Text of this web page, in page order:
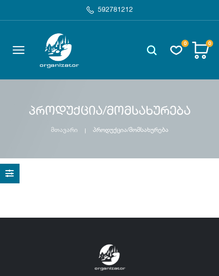
592781212
0 0
პროდუქცია/მომსახურება
მთავარი პროდუქცია/მომსახურება